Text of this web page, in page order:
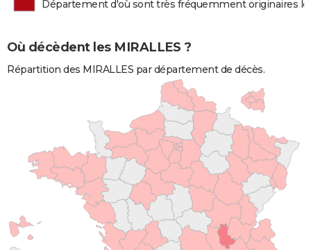
Département d'où sont très fréquemment originaires
Où décèdent les MIRALLES ?
Répartition des MIRALLES par département de décès.